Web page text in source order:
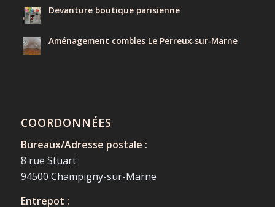
Devanture boutique parisienne
Aménagement combles Le Perreux-sur-Marne
COORDONNÉES
Bureaux/Adresse postale :
8 rue Stuart
94500 Champigny-sur-Marne
Entrepot :